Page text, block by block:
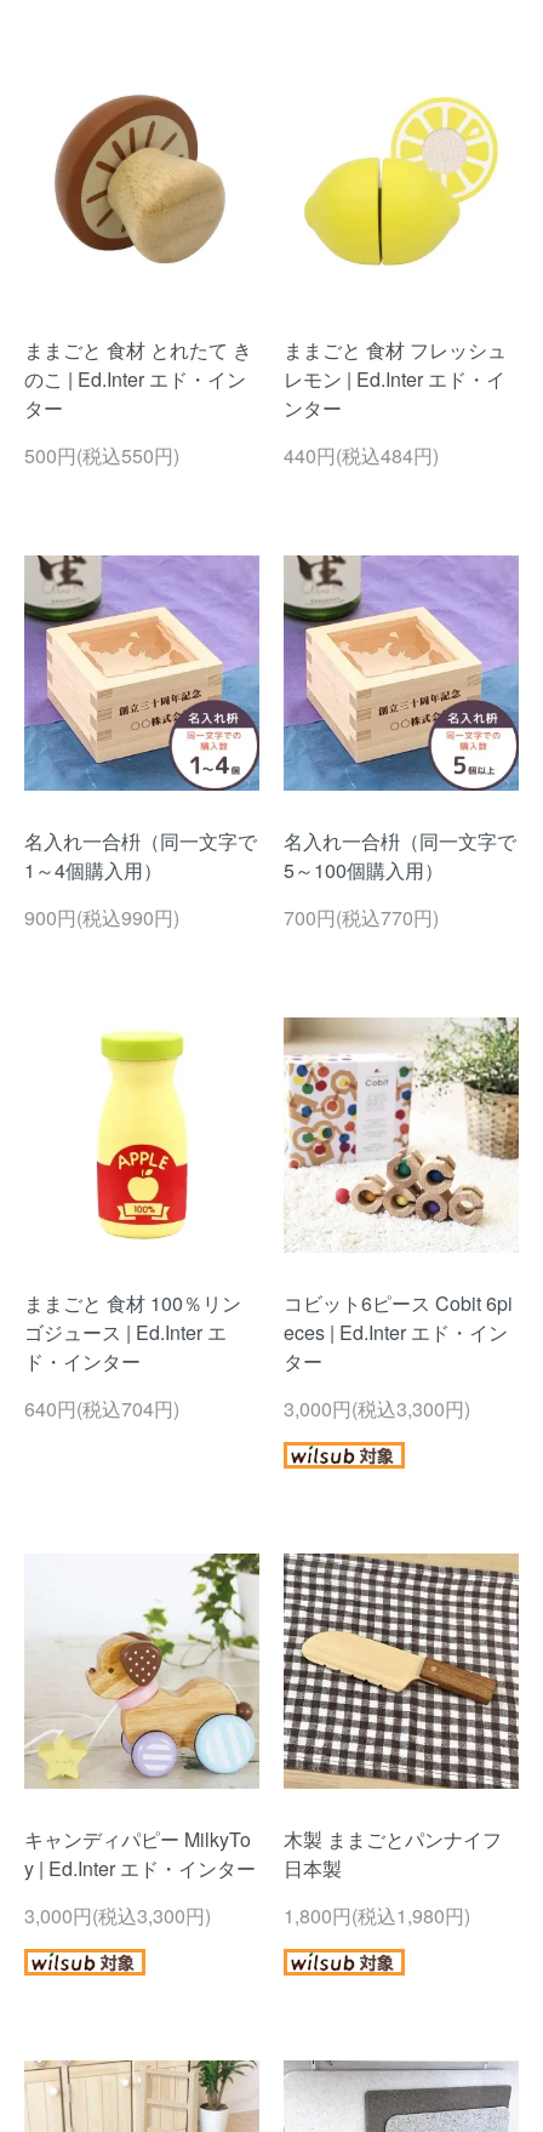
ままごと 食材 とれたて き
のこ | Ed.Inter エド・イン
ター
500円(税込550円)
ままごと 食材 フレッシュ
レモン | Ed.Inter エド・イ
ンター
440円(税込484円)
名入れ一合枡（同一文字で
1～4個購入用）
900円(税込990円)
名入れ一合枡（同一文字で
5～100個購入用）
700円(税込770円)
ままごと 食材 100％リン
ゴジュース | Ed.Inter エ
ド・インター
640円(税込704円)
コビット6ピース Cobit 6pi
eces | Ed.Inter エド・イン
ター
3,000円(税込3,300円)
キャンディパピー MilkyTo
y | Ed.Inter エド・インター
3,000円(税込3,300円)
木製 ままごとパンナイフ
日本製
1,800円(税込1,980円)